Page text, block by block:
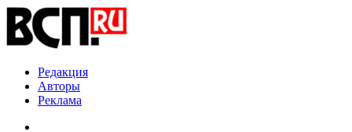
Редакция
Авторы
Реклама